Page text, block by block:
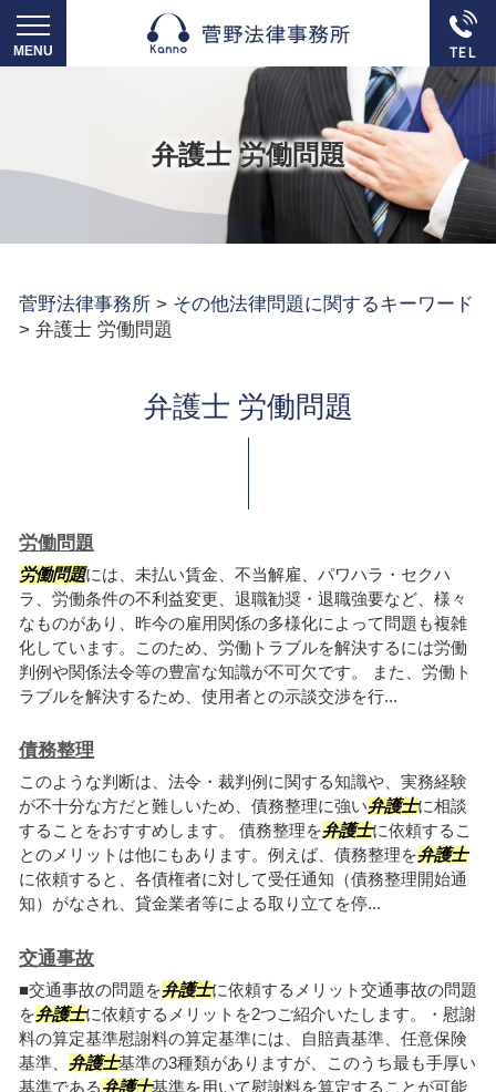
弁護士 労働問題
菅野法律事務所 > その他法律問題に関するキーワード
> 弁護士 労働問題
弁護士 労働問題
労働問題
労働問題には、未払い賃金、不当解雇、パワハラ・セクハ
ラ、労働条件の不利益変更、退職勧奨・退職強要など、様々
なものがあり、昨今の雇用関係の多様化によって問題も複雑
化しています。このため、労働トラブルを解決するには労働
判例や関係法令等の豊富な知識が不可欠です。 また、労働ト
ラブルを解決するため、使用者との示談交渉を行...
債務整理
このような判断は、法令・裁判例に関する知識や、実務経験
が不十分な方だと難しいため、債務整理に強い弁護士に相談
することをおすすめします。 債務整理を弁護士に依頼するこ
とのメリットは他にもあります。例えば、債務整理を弁護士
に依頼すると、各債権者に対して受任通知（債務整理開始通
知）がなされ、貸金業者等による取り立てを停...
交通事故
■交通事故の問題を弁護士に依頼するメリット交通事故の問題
を弁護士に依頼するメリットを2つご紹介いたします。・慰謝
料の算定基準慰謝料の算定基準には、自賠責基準、任意保険
基準、 弁護士基準の3種類がありますが、このうち最も手厚い
基準である弁護士基準を用いて慰謝料を算定することが可能